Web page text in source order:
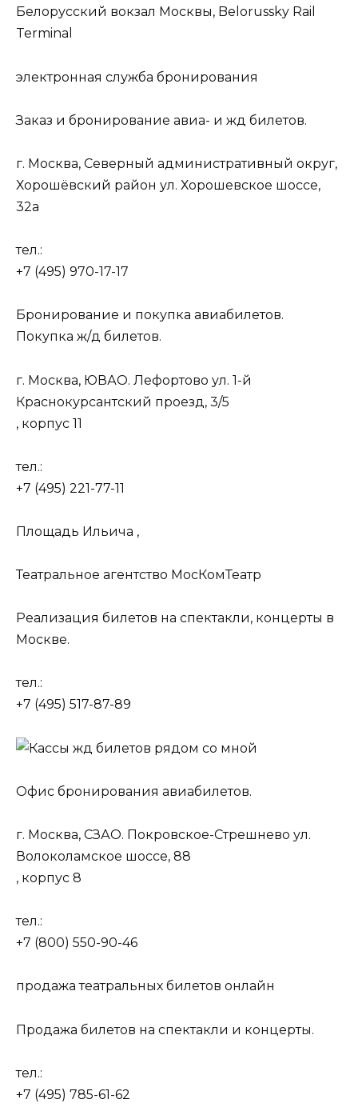
Белорусский вокзал Москвы, Belorussky Rail
Terminal
электронная служба бронирования
Заказ и бронирование авиа- и жд билетов.
г. Москва, Северный административный округ,
Хорошёвский район ул. Хорошевское шоссе,
32а
тел.:
+7 (495) 970-17-17
Бронирование и покупка авиабилетов.
Покупка ж/д билетов.
г. Москва, ЮВАО. Лефортово ул. 1-й
Краснокурсантский проезд, 3/5
, корпус 11
тел.:
+7 (495) 221-77-11
Площадь Ильича ,
Театральное агентство МосКомТеатр
Реализация билетов на спектакли, концерты в
Москве.
тел.:
+7 (495) 517-87-89
Офис бронирования авиабилетов.
г. Москва, СЗАО. Покровское-Стрешнево ул.
Волоколамское шоссе, 88
, корпус 8
тел.:
+7 (800) 550-90-46
продажа театральных билетов онлайн
Продажа билетов на спектакли и концерты.
тел.:
+7 (495) 785-61-62